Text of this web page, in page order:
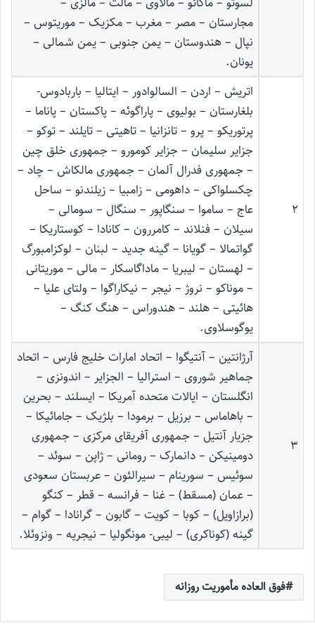
مجارستان – مصر – مغرب – مکزیک – موریتوس –
نپال – هندوستان – یمن جنوبی – یمن شمالی –
یونان.
2
اتریش – اردن – السالوادور – ایتالیا – باربادوس-
بلغارستان – بولیوی – پاراگوئه – پاکستان – پاناما –
پرتوریکو – پرو – تانزانیا – تاهیتی – تایلند – توکو –
جزایر سلیمان – جزایر کومورو – جمهوری خلق چین
– جمهوری فدرال آلمان – جمهوری مالکاش – چاد –
چکسلواکی – داهومی – زامبیا – زیلندنو – ساحل
عاج – ساموا – سنگاپور – سنگال – سومالی –
سیلان – فنلاند – کامررون – کانادا – کوستاریکا –
گواتمالا – گویانا – گینه جدید – لبنان – لوکزامبورگ
– لهستان – لیبریا – ماداگاسکار – مالی – موریتانی
– موناکو – نروژ – نیجر – نیکاراگوا – ولتای علیا –
هائیتی – هلند – هندوراس – هنگ کنگ –
یوگوسلاوی.
3
آرژانتین – آنتیگوا – اتحاد امارات خلیج فارس – اتحاد
جماهیر شوروی – استرالیا – الجزایر – اندونزی –
انگلستان – ایالات متحده آمریکا – ایسلند – بحرین
– باهاماس – برزیل – برمودا – بلژیک – جامائیکا –
جزیار آنتیل – جمهوری آفریقای مرکزی – جمهوری
دومینیکن – دانمارک – رومانی – ژاپن – سوئد –
سوئیس – سورینام – سیرالئون – عربستان سعودی
– عمان (مسقط) – غنا – فرانسه – قطر – کنگو
(برازاویل) – کوبا – کویت – گابون – گرانادا – گوام –
گینه (کوناکری) – لیبی- مونگولیا – نیجریه – ونزوئلا.
فوق العاده مأموریت روزانه